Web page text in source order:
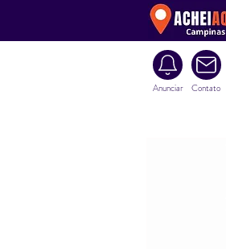
Contato
Anunciar